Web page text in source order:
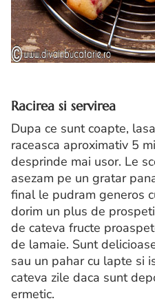
Racirea si servirea
Dupa ce sunt coapte,
raceasca aproximativ 5
desprinde mai usor. Le
asezam pe un gratar
final le pudram generos
dorim un plus de
de cateva fructe
de lamaie. Sunt
sau un pahar cu lapte si
cateva zile daca sunt
ermetic.